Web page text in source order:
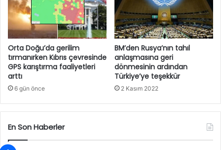
Orta Doğu’da gerilim
tırmanırken Kıbrıs çevresinde
GPS karıştırma faaliyetleri
arttı
6 gün önce
BM’den Rusya’nın tahıl
anlaşmasına geri
dönmesinin ardından
Türkiye’ye teşekkür
2 Kasım 2022
En Son Haberler